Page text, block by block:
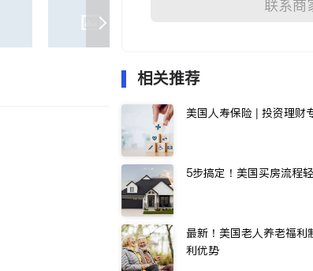
联系商
相关推荐
美国人寿保险 | 投资理财
5步搞定！美国买房流程
最新！美国老人养老福利
利优势